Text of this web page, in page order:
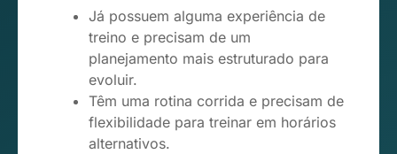
Já possuem alguma experiência de
treino e precisam de um
planejamento mais estruturado para
evoluir.
Têm uma rotina corrida e precisam de
flexibilidade para treinar em horários
alternativos.